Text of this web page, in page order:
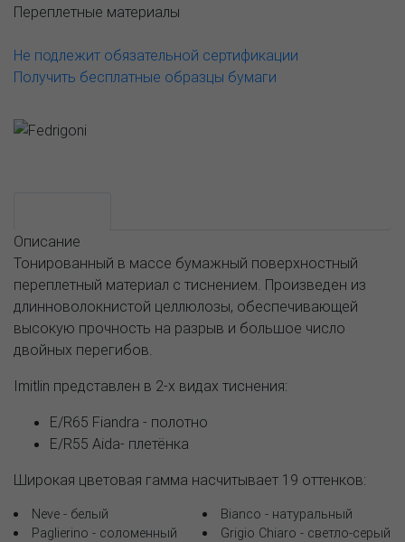
Переплетные материалы
Не подлежит обязательной сертификации
Получить бесплатные образцы бумаги
Описание
Тонированный в массе бумажный поверхностный
переплетный материал с тиснением. Произведен из
длинноволокнистой целлюлозы, обеспечивающей
высокую прочность на разрыв и большое число
двойных перегибов.
Imitlin представлен в 2-х видах тиснения:
E/R65 Fiandra - полотно
E/R55 Aida- плетёнка
Широкая цветовая гамма насчитывает 19 оттенков:
Neve - белый
Bianco - натуральный
Paglierino - соломенный
Grigio Chiaro - светло-серый